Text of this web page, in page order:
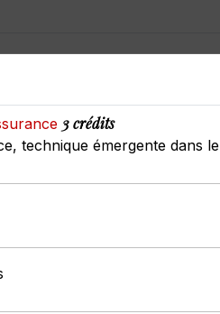
3 crédits
technique émergente dans